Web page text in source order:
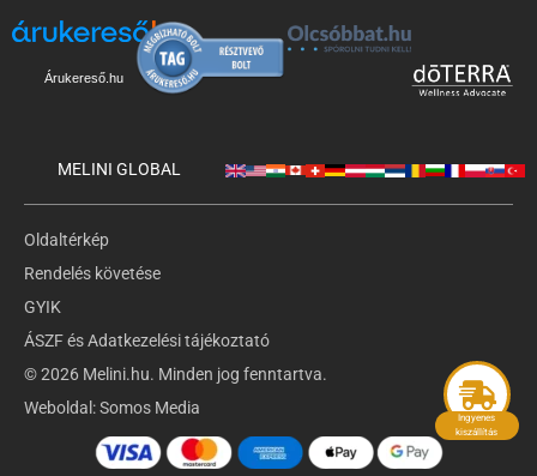
Árukereső.hu
MELINI GLOBAL
Weboldal:Somos Media
© 2026 Melini.hu. Minden jog fenntartva.
ÁSZF és Adatkezelési tájékoztató
GYIK
Rendelés követése
Oldaltérkép
Ingyenes
kiszállítás